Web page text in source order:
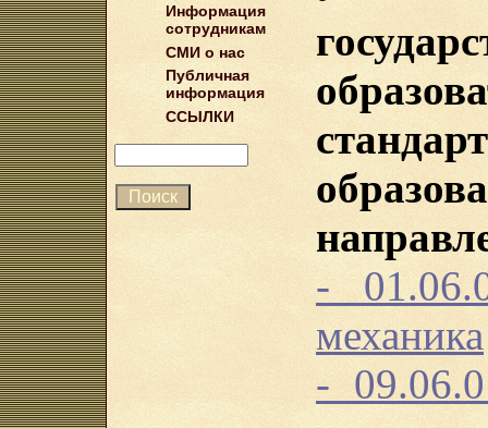
Информация
сотрудникам
СМИ о нас
Публичная
информация
ССЫЛКИ
-
механика
-